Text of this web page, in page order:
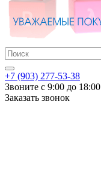
+7 (903) 277-53-38
Звоните с 9:00 до 18:00
Заказать звонок